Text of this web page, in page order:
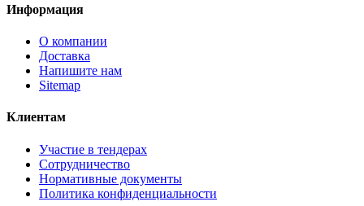
Информация
О компании
Доставка
Напишите нам
Sitemap
Клиентам
Участие в тендерах
Сотрудничество
Нормативные документы
Политика конфиденциальности